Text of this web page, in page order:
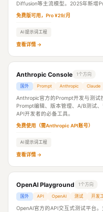
Diffusion等主流模型。2025年新增
免费版可用，Pro ¥29/月
AI 提示词工程
查看详情 →
Anthropic Console 1个方向
国外 Prompt Anthropic Claude
Anthropic官方的Prompt开发与测
Prompt编辑、版本管理、A/B测试
API开发者的必备工具。
免费使用（需Anthropic API账号）
AI 提示词工程
查看详情 →
OpenAI Playground 1个方向
国外 API OpenAI 测试 开发
OpenAI官方的API交互式测试平台